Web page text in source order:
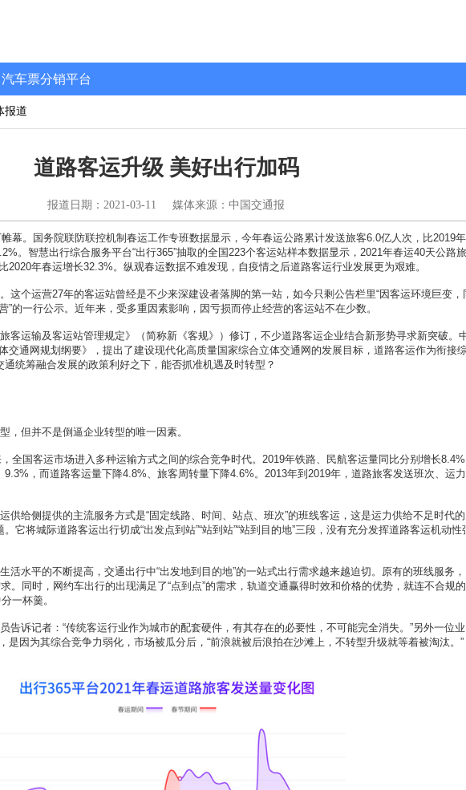
汽车票分销平台
报道
道路客运升级 美好出行加码
报道日期： 2021-03-11 媒体来源：中国交通报
。国务院联防联控机制春运工作专班数据显示，今年春运公路累计发送旅客6.0亿人次，比2019
。智慧出行综合服务平台“出行365”抽取的全国223个客运站样本数据显示，2021年春运40天公路
2020年春运增长32.3%。纵观春运数据不难发现，自疫情之后道路客运行业发展更为艰难。
个运营27年的客运站曾经是不少来深建设者落脚的第一站，如今只剩公告栏里“因客运环境巨变，
”的一行公示。近年来，受多重因素影响，因亏损而停止经营的客运站不在少数。
运输及客运站管理规定》（简称新《客规》）修订，不少道路客运企业结合新形势寻求新突破。
交通网规划纲要》，提出了建设现代化高质量国家综合立体交通网的发展目标，道路客运作为衔接
通统筹融合发展的政策利好之下，能否抓准机遇及时转型？
但并不是倒逼企业转型的唯一因素。
国客运市场进入多种运输方式之间的综合竞争时代。2019年铁路、民航客运量同比分别增长8.4%
，而道路客运量下降4.8%、旅客周转量下降4.6%。2013年到2019年，道路旅客发送班次、运
给侧提供的主流服务方式是“固定线路、时间、站点、班次”的班线客运，这是运力供给不足时代
它将城际道路客运出行切成“出发点到站”“站到站”“站到目的地”三段，没有充分发挥道路客运机动性
水平的不断提高，交通出行中“出发地到目的地”的一站式出行需求越来越迫切。原有的班线服务
求。同时，网约车出行的出现满足了“点到点”的需求，轨道交通赢得时效和价格的优势，就连不合规的
一杯羹。
诉记者：“传统客运行业作为城市的配套硬件，有其存在的必要性，不可能完全消失。”另外一位业
是因为其综合竞争力弱化，市场被瓜分后，“前浪就被后浪拍在沙滩上，不转型升级就等着被淘汰。”